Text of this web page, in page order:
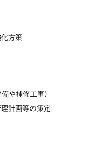
方策
や補修工事）
計画等の策定